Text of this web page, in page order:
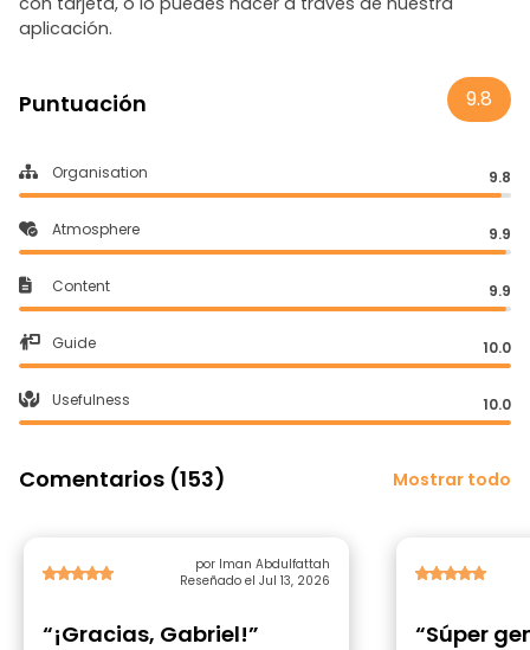
aplicación.
Puntuación 9.8
Organisation 9.8
Atmosphere 9.9
Content 9.9
Guide 10.0
Usefulness 10.0
Comentarios (153) Mostrar todo
por Iman Abdulfattah
Reseñado el Jul 13, 2026
“¡Gracias, Gabriel!” “Súper